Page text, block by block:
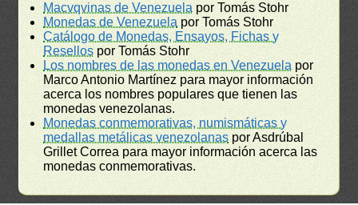
Macvqvinas de Venezuela por Tomás Stohr
Monedas de Venezuela por Tomás Stohr
Catálogo de Monedas, Ensayos, Fichas y
Resellos por Tomás Stohr
Los nombres de las monedas en Venezuela por
Marco Antonio Martínez para mayor información
acerca los nombres populares que tienen las
monedas venezolanas.
Monedas conmemorativas, numismáticas y
medallas metálicas venezolanas por Asdrúbal
Grillet Correa para mayor información acerca las
monedas conmemorativas.